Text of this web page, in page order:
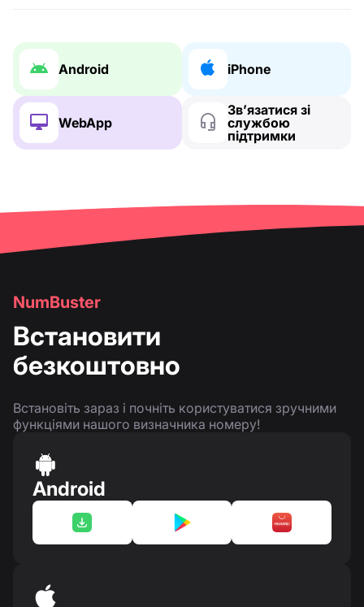
Android iPhone
WebApp
Зв’язатися зі
службою
підтримки
NumBuster
Встановити
безкоштовно
Встановіть зараз і почніть користуватися зручними
функціями нашого визначника номеру!
Android